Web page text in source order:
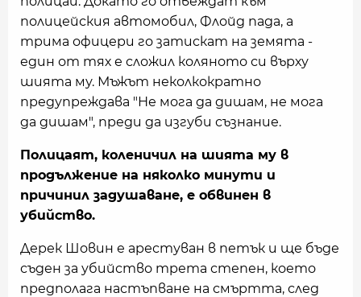
полицейския автомобил, Флойд пада, а
трима офицери го затискат на земята -
един от тях е сложил коляното си върху
шията му. Мъжът неколкократно
предупреждава "Не мога да дишам, не мога
да дишам", преди да изгуби съзнание.
Полицаят, коленичил на шията му в
продължение на няколко минути и
причинил задушаване, е обвинен в
убийство.
Дерек Шовин е арестуван в петък и ще бъде
съден за убийство трета степен, което
предполага настъпване на смъртта, след